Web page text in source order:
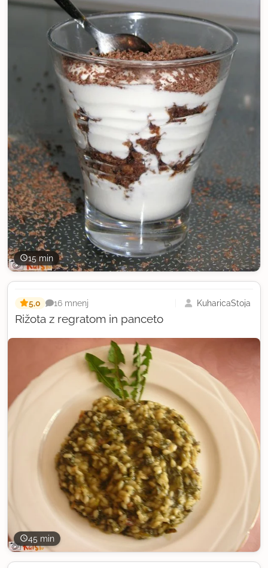
15 min
45 min
Rižota z regratom in panceto
5,0 16 mnenj KuharicaStoja